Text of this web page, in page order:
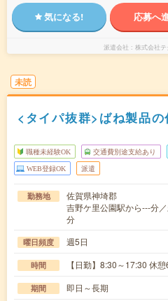
気になる! 応募へ
派遣会社 株式会社
未読
<タイパ抜群>ばね製品の
職種未経験OK 交通費別途支給あり
WEB登録OK 派遣
勤務地
佐賀県神埼郡
吉野ケ里公園駅から---分
分
曜日頻度 週5日
時間 【日勤】8:30～17:30 休
期間 即日～長期